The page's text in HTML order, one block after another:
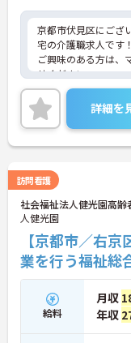
京都市伏見区にござ
宅の介護職求人です！
ご興味のある方は、
せください。
詳細を
訪問看護
社会福祉法人健光園高
人健光園
【京都市／右
業を行う福祉総
給料
月収
年収